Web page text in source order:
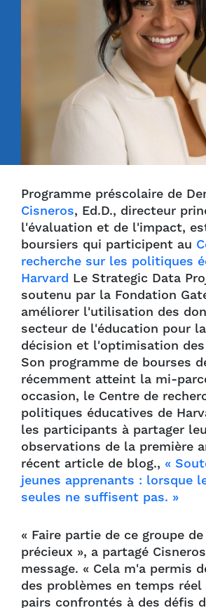
Programme préscolaire de
Cisneros, Ed.D., directeur
l'évaluation et de l'impact,
boursiers qui participent au
recherche sur les politiques
Harvard Le Strategic Data
soutenu par la Fondation
améliorer l'utilisation des
secteur de l'éducation pour
décision et l'optimisation
Son programme de bourses
récemment atteint la mi-
occasion, le Centre de
politiques éducatives de
les participants à partager
observations de la première
récent article de blog., «
jeunes apprenants : lorsque
seules ne suffisent pas. »
« Faire partie de ce groupe
précieux », a partagé
message. « Cela m'a permis
des problèmes en temps réel
pairs confrontés à des défis